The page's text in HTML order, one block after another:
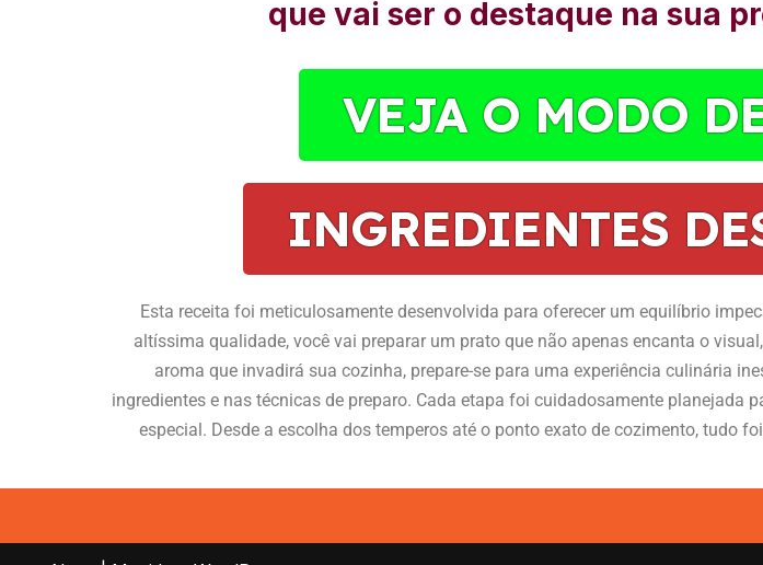
que vai ser o destaque na sua
VEJA O MODO
INGREDIENTES
Esta receita foi meticulosamente desenvolvida para oferecer um equilíbrio
altíssima qualidade, você vai preparar um prato que não apenas encanta o
aroma que invadirá sua cozinha, prepare-se para uma experiência culinária
ingredientes e nas técnicas de preparo. Cada etapa foi cuidadosamente
especial. Desde a escolha dos temperos até o ponto exato de cozimento, tudo